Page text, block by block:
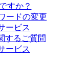
すか？
ードの変更
ービス
するご質問
ービス